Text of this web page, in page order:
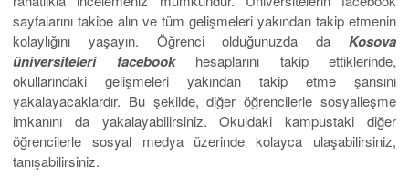
sayfalarını takibe alın ve tüm gelişmeleri yakından takip etmenin
kolaylığını yaşayın. Öğrenci olduğunuzda da Kosova
üniversiteleri facebookhesaplarını takip ettiklerinde,
okullarındaki gelişmeleri yakından takip etme şansını
yakalayacaklardır. Bu şekilde, diğer öğrencilerle sosyalleşme
imkanını da yakalayabilirsiniz. Okuldaki kampustaki diğer
öğrencilerle sosyal medya üzerinde kolayca ulaşabilirsiniz,
tanışabilirsiniz.